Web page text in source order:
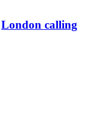
London calling